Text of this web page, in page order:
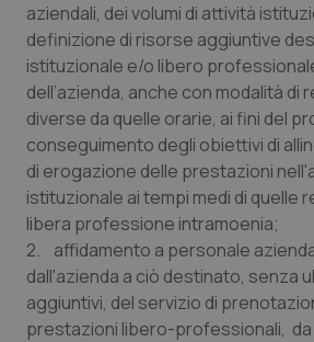
Emilia-Romagna
Friuli Venezia Giulia
Lazio
Liguria
Lombardia
Marche
Colesterolo &
Dermatite Atopica
Diabete & glucometri
Disturbi dell’umore
Dolore
Donna & Salute
aziendali, dei volumi di attività
definizione di risorse aggiuntive
istituzionale e/o libero
dell’azienda, anche con modalità di
diverse da quelle orarie, ai fini del
conseguimento degli obiettivi di
di erogazione delle prestazioni
istituzionale ai tempi medi di quelle
libera professione intramoenia;
2. affidamento a personale
dall'azienda a ciò destinato, senza
aggiuntivi, del servizio di
prestazioni libero-professionali,